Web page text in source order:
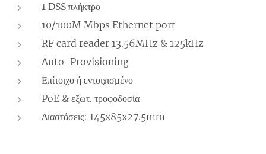
1 DSS πλήκτρο
10/100M Mbps Ethernet port
RF card reader 13.56MHz & 125kHz
Auto-Provisioning
Επίτοιχο ή εντοιχισμένο
PoE & εξωτ. τροφοδοσία
Διαστάσεις: 145x85x27.5mm